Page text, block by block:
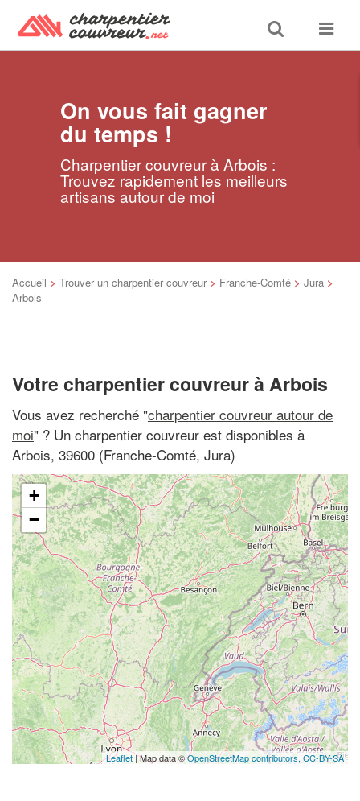
Toggle
search
Toggle
On vous fait gagner
du temps !
Charpentier couvreur à Arbois :
Trouvez rapidement les meilleurs
artisans autour de moi
Accueil > Trouver un charpentier couvreur > Franche-Comté > Jura >
Arbois
Votre charpentier couvreur à Arbois
Vous avez recherché "charpentier couvreur autour de
moi" ? Un charpentier couvreur est disponibles à
Arbois, 39600 (Franche-Comté, Jura)
+
−
Leaflet| Map data ©OpenStreetMap contributors, CC-BY-SA